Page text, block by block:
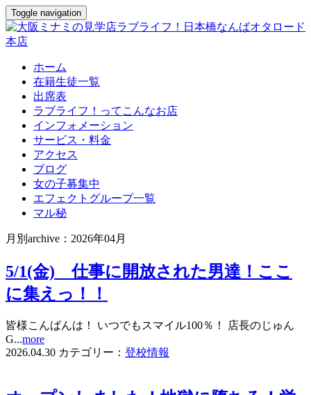
Toggle navigation
ホーム
在籍生徒一覧
出席表
ラブライフ！ってこんなお店
インフォメーション
サービス・料金
アクセス
ブログ
女の子募集中
エフェクトグループ一覧
マル秘
月別archive：2026年04月
5/1(金) 仕事に開放された男達！ここ
に集えっ！！
皆様こんばんは！ いつでもスマイル100％！ 店長のじゅん
G...more
2026.04.30 カテゴリー： 登校情報